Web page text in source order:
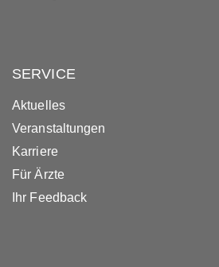
SERVICE
Aktuelles
Veranstaltungen
Karriere
Für Ärzte
Ihr Feedback